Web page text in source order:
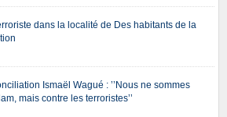
dans la localité de Des habitants de la
Ismaël Wagué : ’’Nous ne sommes
mais contre les terroristes’’